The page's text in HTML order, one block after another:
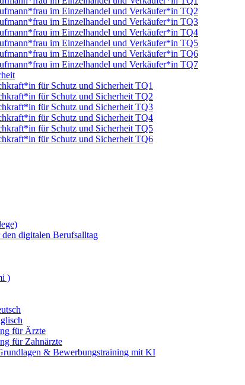
im Einzelhandel und Verkäufer*in TQ2
im Einzelhandel und Verkäufer*in TQ3
im Einzelhandel und Verkäufer*in TQ4
im Einzelhandel und Verkäufer*in TQ5
im Einzelhandel und Verkäufer*in TQ6
im Einzelhandel und Verkäufer*in TQ7
für Schutz und Sicherheit TQ1
für Schutz und Sicherheit TQ2
für Schutz und Sicherheit TQ3
für Schutz und Sicherheit TQ4
für Schutz und Sicherheit TQ5
für Schutz und Sicherheit TQ6
digitalen Berufsalltag
)
für Ärzte
für Zahnärzte
& Bewerbungstraining mit KI